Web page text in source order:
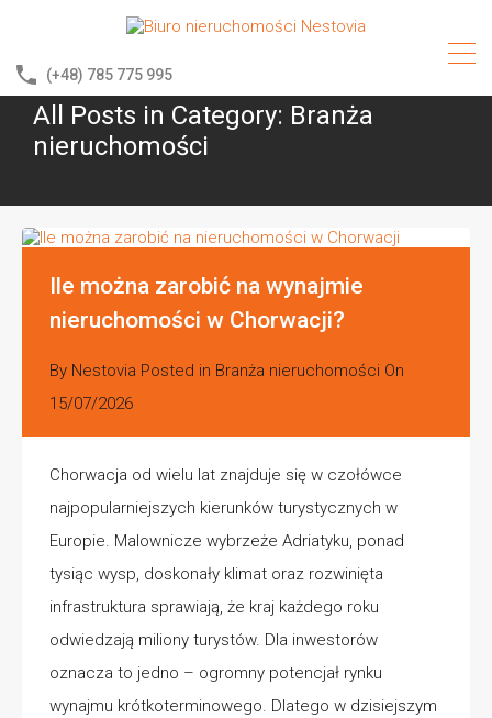
(+48) 785 775 995
All Posts in Category: Branża
nieruchomości
Ile można zarobić na wynajmie
nieruchomości w Chorwacji?
By Nestovia Posted in Branża nieruchomości On
15/07/2026
Chorwacja od wielu lat znajduje się w czołówce
najpopularniejszych kierunków turystycznych w
Europie. Malownicze wybrzeże Adriatyku, ponad
tysiąc wysp, doskonały klimat oraz rozwinięta
infrastruktura sprawiają, że kraj każdego roku
odwiedzają miliony turystów. Dla inwestorów
oznacza to jedno – ogromny potencjał rynku
wynajmu krótkoterminowego. Dlatego w dzisiejszym